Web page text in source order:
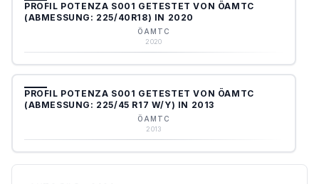
PROFIL POTENZA S001 GETESTET VON ÖAMTC
(ABMESSUNG: 225/40R18) IN 2020
ÖAMTC
2020
PROFIL POTENZA S001 GETESTET VON ÖAMTC
(ABMESSUNG: 225/45 R17 W/Y) IN 2013
ÖAMTC
2013